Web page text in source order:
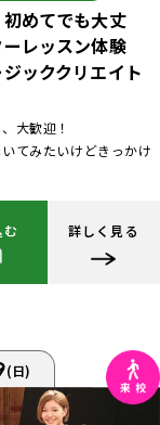
初めてでも大丈
レッスン体験
ジッククリエイト
大歓迎！
てみたいけどきっかけ
む 詳しく見る
(日)